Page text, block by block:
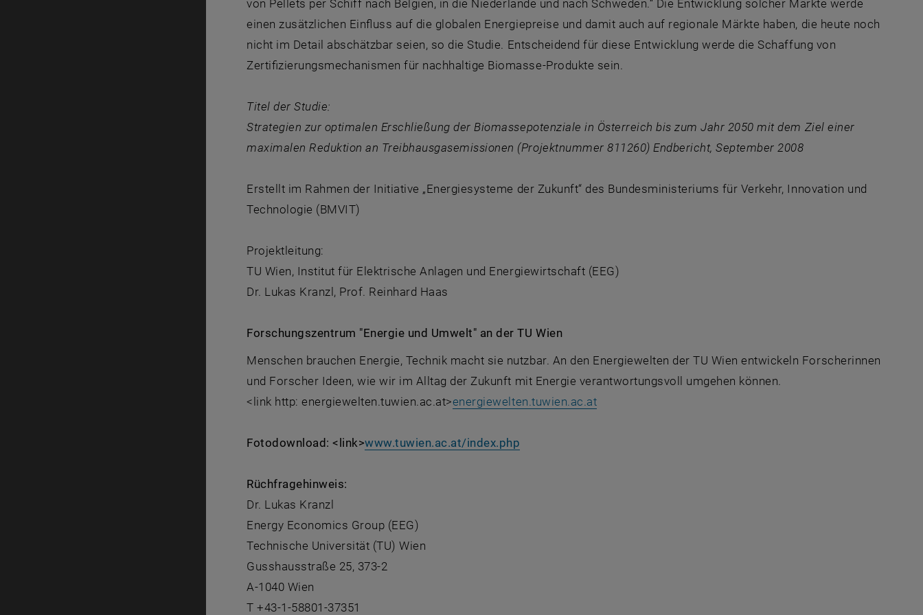
von Pellets per Schiff nach Belgien, in die Niederlande und nach Schweden.“ Die Entwicklung solcher Märkte werde
einen zusätzlichen Einfluss auf die globalen Energiepreise und damit auch auf regionale Märkte haben, die heute noch
nicht im Detail abschätzbar seien, so die Studie. Entscheidend für diese Entwicklung werde die Schaffung von
Zertifizierungsmechanismen für nachhaltige Biomasse-Produkte sein.
Titel der Studie:
Strategien zur optimalen Erschließung der Biomassepotenziale in Österreich bis zum Jahr 2050 mit dem Ziel einer
maximalen Reduktion an Treibhausgasemissionen (Projektnummer 811260) Endbericht, September 2008
Erstellt im Rahmen der Initiative „Energiesysteme der Zukunft“ des Bundesministeriums für Verkehr, Innovation und
Technologie (BMVIT)
Projektleitung:
TU Wien, Institut für Elektrische Anlagen und Energiewirtschaft (EEG)
Dr. Lukas Kranzl, Prof. Reinhard Haas
Forschungszentrum "Energie und Umwelt" an der TU Wien
Menschen brauchen Energie, Technik macht sie nutzbar. An den Energiewelten der TU Wien entwickeln Forscherinnen
und Forscher Ideen, wie wir im Alltag der Zukunft mit Energie verantwortungsvoll umgehen können.
<link http: energiewelten.tuwien.ac.at>energiewelten.tuwien.ac.at
Fotodownload: <link>www.tuwien.ac.at/index.php
Rüchfragehinweis:
Dr. Lukas Kranzl
Energy Economics Group (EEG)
Technische Universität (TU) Wien
Gusshausstraße 25, 373-2
A-1040 Wien
T +43-1-58801-37351